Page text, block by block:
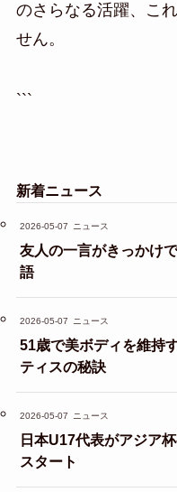
のさらなる活躍、こ
せん。
```
新着ニュース
2026-05-07 ニュース
友人の一言がきっかけ
語
2026-05-07 ニュース
51歳で美ボディを維持
ティスの秘訣
2026-05-07 ニュース
日本U17代表がアジア
スタート